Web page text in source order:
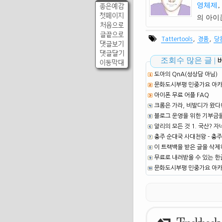
좋은예감
첫페이지
처음으로
글끝으로
댓글보기
댓글달기
이동막대
영체제 ,
의 아
Tattertools , 경품 , 당
조회수 많은 글 |
도아의 QnA(성상담 아님)
문화도시부평 민중가요 아
아이폰 무료 어플 FAQ
크롬은 가라, 비발디가 왔
블로그 운영을 위한 기부금
알리의 모든 것 1. 국산?
충주 순대국 사대천왕 - 충
이 트랙백을 받은 글을 삭
무료로 내려받을 수 있는
문화도시부평 민중가요 아